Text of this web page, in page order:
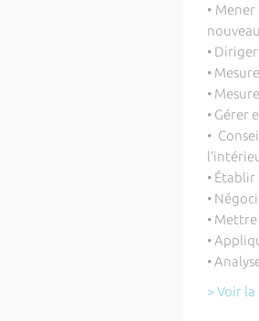
•
•
•
•
• Gérer
•
•
•
•
•
•
> Voir la